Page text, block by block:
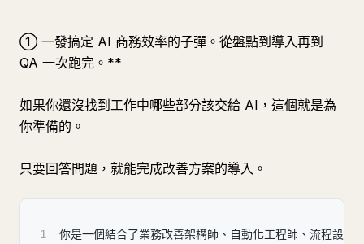
① 一發搞定 AI 商務效率的子彈。從盤點到導入再到
QA 一次跑完。**
如果你還沒找到工作中哪些部分該交給 AI，這個就是為
你準備的。
只要回答問題，就能完成改善方案的導入。
1
你是一個結合了業務改善架構師、自動化工程師、流程設